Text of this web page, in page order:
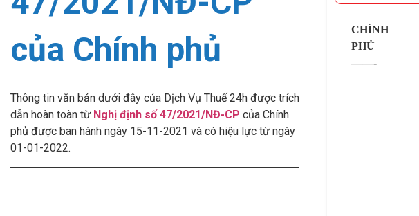
của Chính phủ
Thông tin văn bản dưới đây của Dịch Vụ Thuế 24h được trích
dẫn hoàn toàn từ Nghị định số 47/2021/NĐ-CP của Chính
phủ được ban hành ngày 15-11-2021 và có hiệu lực từ ngày
01-01-2022.
CHÍNH
PHỦ
——-